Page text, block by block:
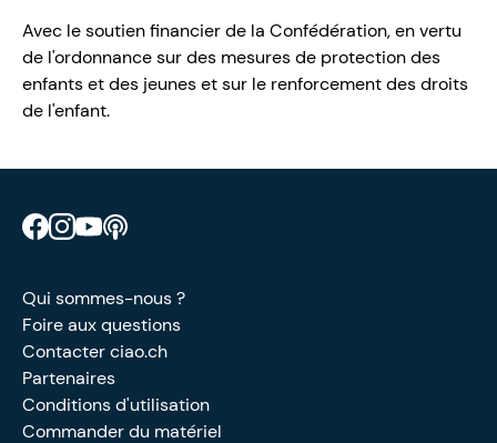
Avec le soutien financier de la Confédération, en vertu
de l'ordonnance sur des mesures de protection des
enfants et des jeunes et sur le renforcement des droits
de l'enfant.
Retrouve CIAO sur Facebook
Retrouve CIAO sur Instagram
Retrouve CIAO sur YouTube
Qui sommes-nous ?
Foire aux questions
Contacter ciao.ch
Partenaires
Conditions d'utilisation
Commander du matériel